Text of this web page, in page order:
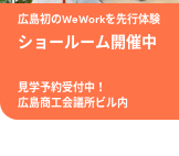
広島初のWeWorkを先行体験
ショールーム開催中
見学予約受付中！
広島商工会議所ビル内